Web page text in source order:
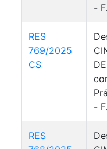
-
RES
769/2025
CS
-
RES